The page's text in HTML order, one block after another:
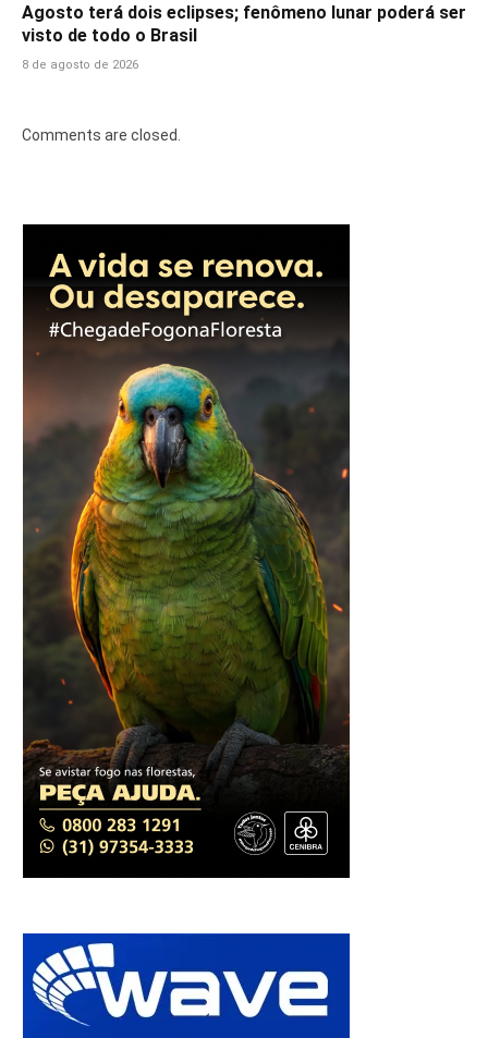
Agosto terá dois eclipses; fenômeno lunar poderá ser
visto de todo o Brasil
8 de agosto de 2026
Comments are closed.